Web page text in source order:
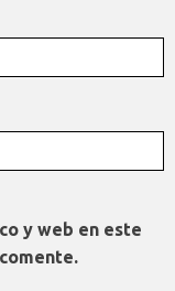
y web en este